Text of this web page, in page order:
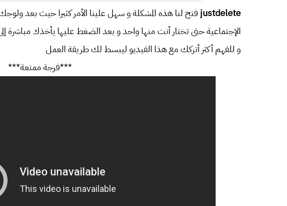
justdeleteفتح لنا هذه المشكلة و سهل علينا الأمر كثيرا حيث بعد
الإجتماعية حتى تختار أنت منها واحد و بعد الضغط عليها يأخذك
و للفهم أكثر أتركك مع هذا الفيديو ليبسط لك طريقة العمل
***فرجة ممتعة***